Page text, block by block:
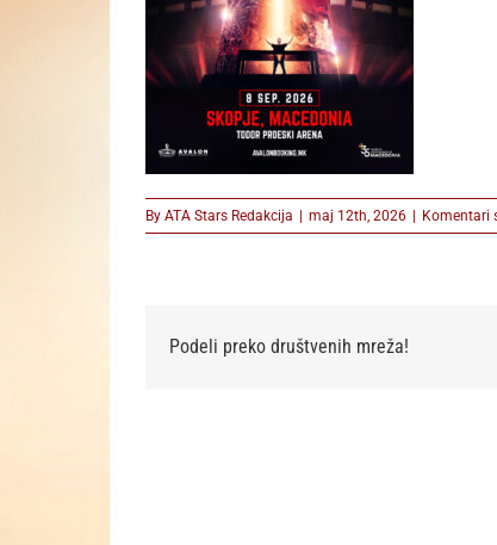
By ATA Stars Redakcija | maj 12th, 2026 | Komentari
Podeli preko društvenih mreža!